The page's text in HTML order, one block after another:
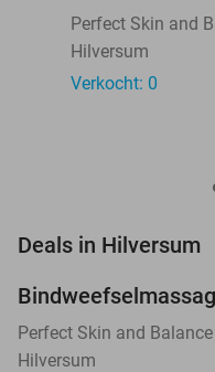
Perfect Skin and
Hilversum
Verkocht: 0
Deals in Hilversum
TODAY
Perfect Skin and Balance
Hilversum